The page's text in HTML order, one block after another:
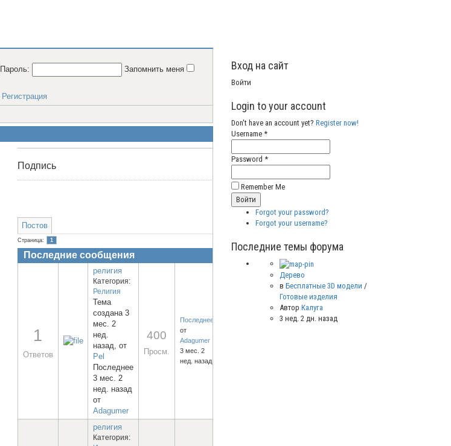
Пароль: Запомнить меня
Регистрация
Подпись
Постов
Страница: 1
Последние сообщения
1
Ответов
религия
Категория:
Религия
Тема
создана 3
мес. 2
нед.
назад, от
Pel
Последнее
3 мес. 2
нед. назад
от
Adagumer
400
Просм.
Последнее
от
Adagumer
3 мес. 2
нед. назад
религия
Категория:
Вход на сайт
Войти
Login to your account
Don't have an account yet? Register now!
Username *
Password *
Remember Me
Forgot your password?
Forgot your username?
Последние темы форума
Дерево
в Бесплатные 3D модели /
Готовые изделия
Автор Калуга
3 нед. 2 дн. назад